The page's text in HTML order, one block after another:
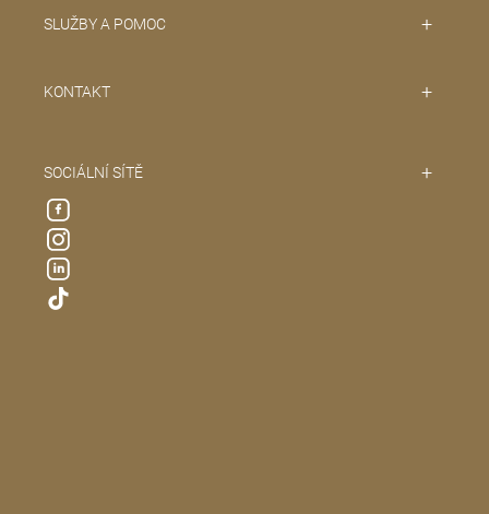
SLUŽBY A POMOC
KONTAKT
SOCIÁLNÍ SÍTĚ